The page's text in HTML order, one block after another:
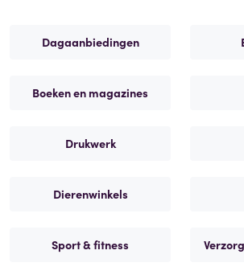
Dagaanbiedingen
Boeken en magazines
Drukwerk
Dierenwinkels
Sport & fitness